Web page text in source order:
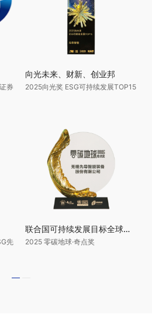
券
向光未来、财新、创业邦
2025向光奖 ESG可持续发展TOP15
先
联合国可持续发展目标全球协作项目工作委员会、长三角国际绿色发展联盟
2025 零碳地球·奇点奖